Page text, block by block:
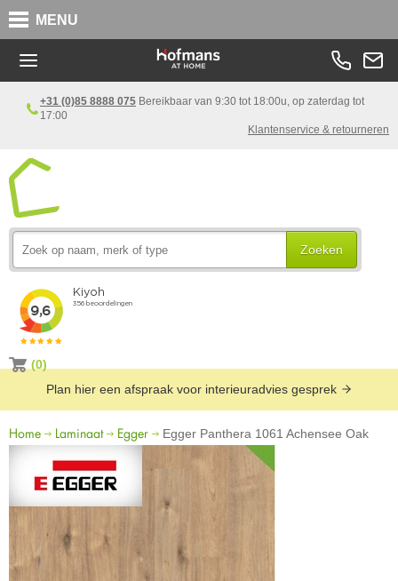
MENU
+31 (0)85 8888 075 Bereikbaar van 9:30 tot 18:00u, op zaterdag tot
17:00
Klantenservice & retourneren
Zoeken
(0)
Plan hier een afspraak voor interieuradvies gesprek
Home Laminaat Egger Egger Panthera 1061 Achensee Oak